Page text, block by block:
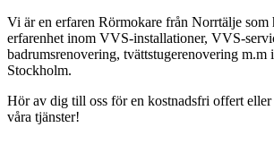
Vi är en erfaren Rörmokare från Norrtälje som
erfarenhet inom VVS-installationer, VVS-
badrumsrenovering, tvättstugerenovering m.m
Stockholm.
Hör av dig till oss för en kostnadsfri offert
våra tjänster!